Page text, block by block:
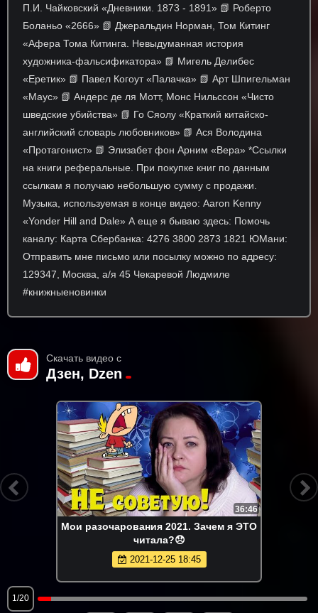
П.И. Чайковский «Дневники. 1873 - 1891» 📗 Роберто
Боланьо «2666» 📗 Джеральдин Норман, Том Китинг
«Афера Тома Китинга. Невыдуманная история
художника-фальсификатора» 📗 Мигель Делибес
«Еретик» 📗 Павел Когоут «Палачка» 📗 Арт Шпигельман
«Маус» 📗 Андерс де ля Мотт, Монс Нильссон «Чисто
шведские убийства» 📗 Го Сяолу «Краткий китайско-
английский словарь любовников» 📗 Ася Володина
«Протагонист» 📗 Элизабет фон Арним «Вера» *Ссылки
на книги реферальные. При покупке книг по данным
ссылкам я получаю небольшую сумму с продажи.
Музыка, используемая в конце видео: Aaron Kenny
«Yonder Hill and Dale» А еще я бываю здесь: Помочь
каналу: Карта Сбербанка: 4276 3800 2873 1821 ЮМани:
Отправить мне письмо или посылку можно по адресу:
129347, Москва, а/я 45 Чекаревой Людмиле
#книжныеновинки
Скачать видео с
Дзен, Dzen
36:46
Мои разочарования 2021. Зачем я ЭТО
читала?😞
2021-12-25 18:45
1/20